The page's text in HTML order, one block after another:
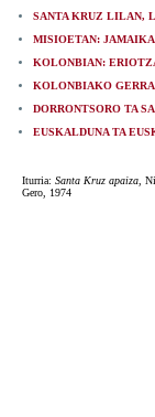
SANTA KRUZ LILAN,
MISIOETAN:
KOLONBIAN:
KOLONBIAKO
DORRONTSORO TA
EUSKALDUNA TA
Iturria: Santa Kruz apaiza ,
Gero, 1974